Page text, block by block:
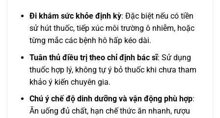
Đi khám sức khỏe định kỳ: Đặc biệt nếu có tiền
sử hút thuốc, tiếp xúc môi trường ô nhiễm, hoặc
từng mắc các bệnh hô hấp kéo dài.
Tuân thủ điều trị theo chỉ định bác sĩ: Sử dụng
thuốc hợp lý, không tự ý bỏ thuốc khi chưa tham
khảo ý kiến chuyên gia.
Chú ý chế độ dinh dưỡng và vận động phù hợp:
Ăn uống đủ chất, hạn chế thức ăn nhanh, rượu